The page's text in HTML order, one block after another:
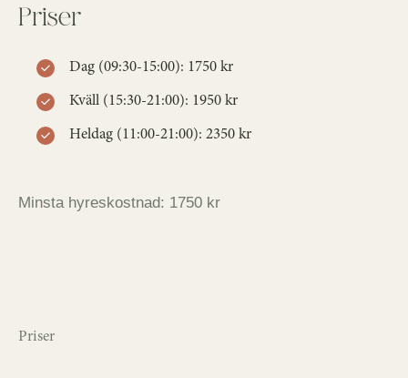
Priser
Dag (09:30-15:00): 1750 kr
Kväll (15:30-21:00): 1950 kr
Heldag (11:00-21:00): 2350 kr
Minsta hyreskostnad: 1750 kr
Priser